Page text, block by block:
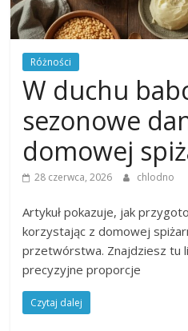
Różności
W duchu
sezonowe
domowej
28 czerwca, 2026 chlodno
Artykuł pokazuje, jak
korzystając z domowej
przetwórstwa. Znajdziesz tu
precyzyjne proporcje
Czytaj dalej